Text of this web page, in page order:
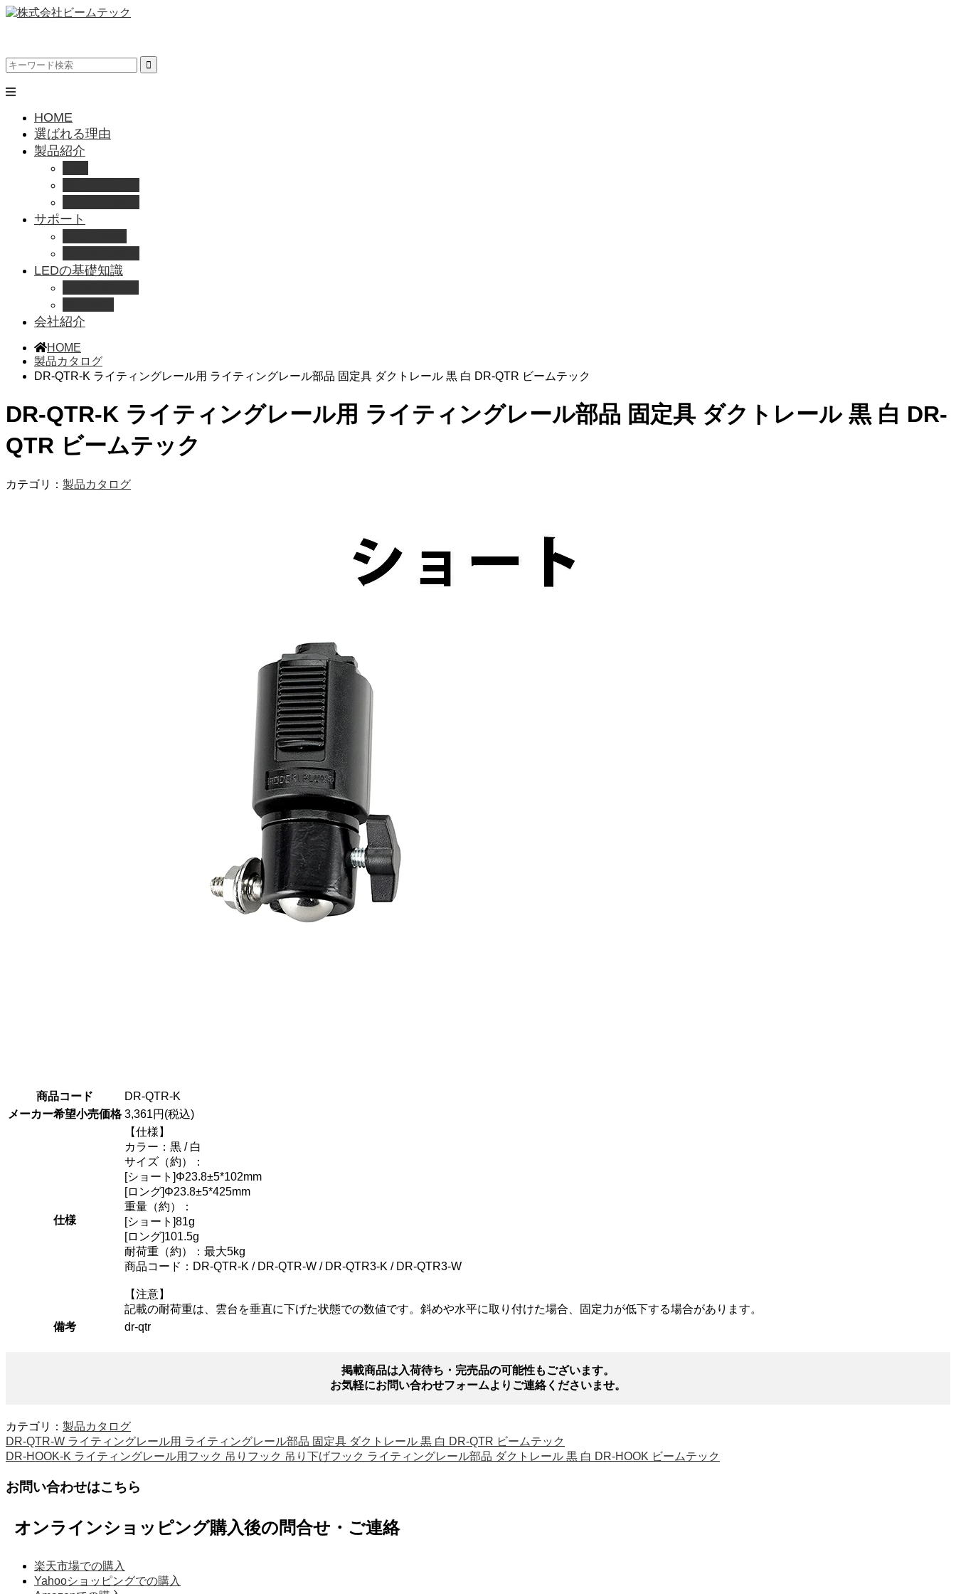
HOME
選ばれる理由
製品紹介
サポート
LEDの基礎知識
会社紹介
HOME
製品カタログ
DR-QTR-K ライティングレール用 ライティングレール部品 固定具 ダクトレール 黒 白 DR-QTR ビームテック
DR-QTR-K ライティングレール用 ライティングレール部品 固定具 ダクトレール 黒 白 DR-
QTR ビームテック
カテゴリ： 製品カタログ
商品コード
DR-QTR-K
メーカー希望小売価格 3,361円(税込)
仕様
【仕様】
カラー：黒 / 白
サイズ（約）：
[ショート]Φ23.8±5*102mm
[ロング]Φ23.8±5*425mm
重量（約）：
[ショート]81g
[ロング]101.5g
耐荷重（約）：最大5kg
商品コード：DR-QTR-K / DR-QTR-W / DR-QTR3-K / DR-QTR3-W
【注意】
記載の耐荷重は、雲台を垂直に下げた状態での数値です。斜めや水平に取り付けた場合、固定力が低下する場合があります。
備考
dr-qtr
掲載商品は入荷待ち・完売品の可能性もございます。
お気軽にお問い合わせフォームよりご連絡くださいませ。
カテゴリ： 製品カタログ
DR-QTR-W ライティングレール用 ライティングレール部品 固定具 ダクトレール 黒 白 DR-QTR ビームテック
DR-HOOK-K ライティングレール用フック 吊りフック 吊り下げフック ライティングレール部品 ダクトレール 黒 白 DR-HOOK ビームテック
お問い合わせはこちら
オンラインショッピング購入後の問合せ・ご連絡
楽天市場での購入
Yahooショッピングでの購入